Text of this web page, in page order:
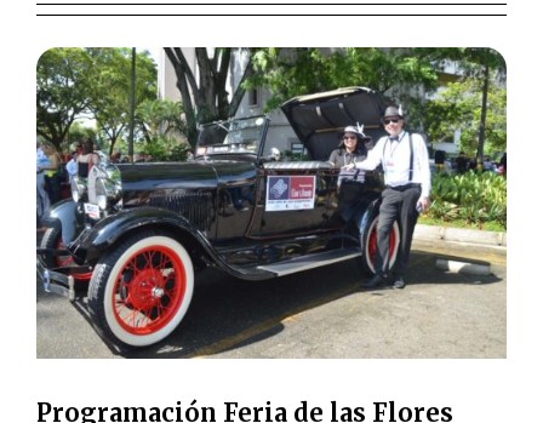
Programación Feria de las Flores